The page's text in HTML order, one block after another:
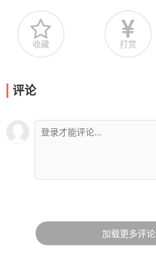
收藏 打赏
评论
加载更多评论